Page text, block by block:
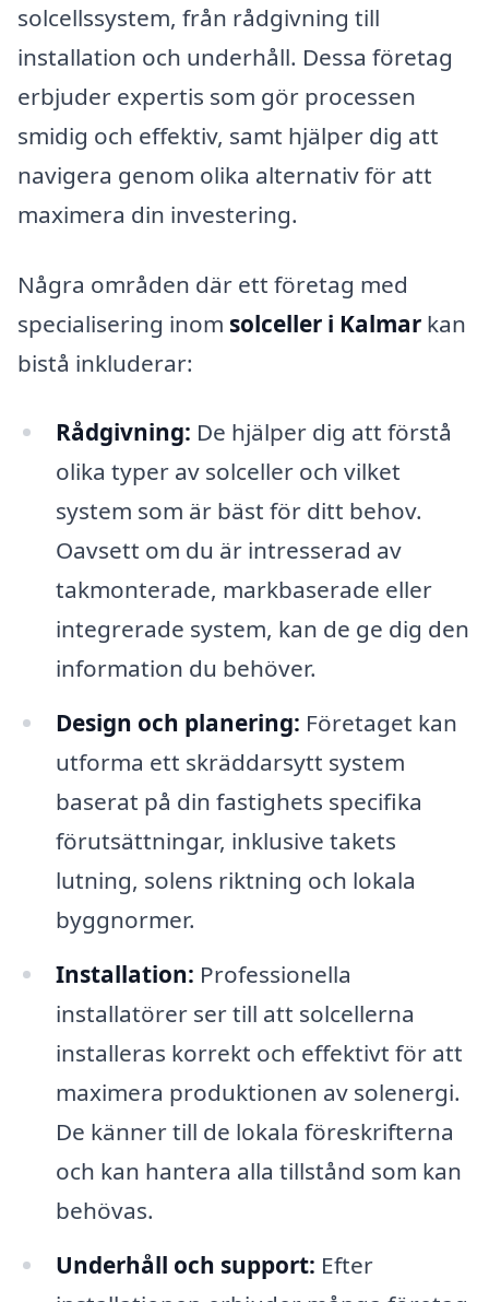
solcellssystem, från rådgivning till
installation och underhåll. Dessa företag
erbjuder expertis som gör processen
smidig och effektiv, samt hjälper dig att
navigera genom olika alternativ för att
maximera din investering.
Några områden där ett företag med
specialisering inom solceller i Kalmar kan
bistå inkluderar:
Rådgivning: De hjälper dig att förstå
olika typer av solceller och vilket
system som är bäst för ditt behov.
Oavsett om du är intresserad av
takmonterade, markbaserade eller
integrerade system, kan de ge dig den
information du behöver.
Design och planering: Företaget kan
utforma ett skräddarsytt system
baserat på din fastighets specifika
förutsättningar, inklusive takets
lutning, solens riktning och lokala
byggnormer.
Installation: Professionella
installatörer ser till att solcellerna
installeras korrekt och effektivt för att
maximera produktionen av solenergi.
De känner till de lokala föreskrifterna
och kan hantera alla tillstånd som kan
behövas.
Underhåll och support: Efter